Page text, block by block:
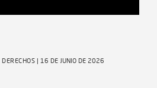
| 16 DE JUNIO DE 2026